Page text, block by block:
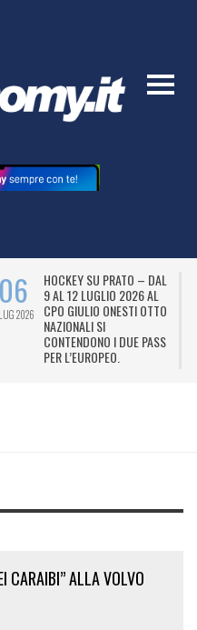
06
LUG 2026
HOCKEY SU PRATO – DAL
9 AL 12 LUGLIO 2026 AL
CPO GIULIO ONESTI OTTO
NAZIONALI SI
CONTENDONO I DUE PASS
PER L’EUROPEO.
CARAIBI” ALLA VOLVO